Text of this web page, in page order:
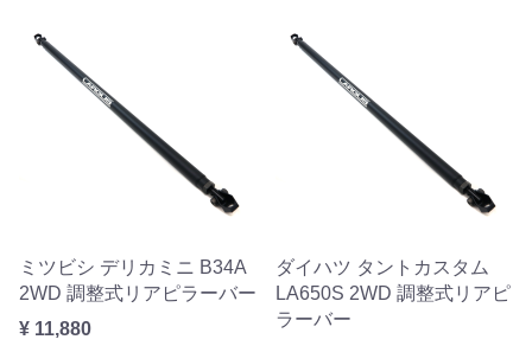
ミツビシ デリカミニ B34A
2WD 調整式リアピラーバー
¥ 11,880
ダイハツ タントカスタム
LA650S 2WD 調整式リアピ
ラーバー